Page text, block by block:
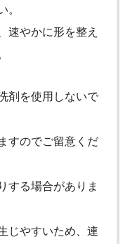
速やかに形を整え
剤を使用しないで
すのでご留意くだ
する場合がありま
じやすいため、連